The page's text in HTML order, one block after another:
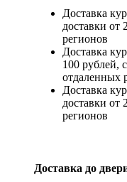
Доставка
доставки от
регионов
Доставка
100 рублей,
отдаленных
Доставка
доставки от
регионов
Доставка до